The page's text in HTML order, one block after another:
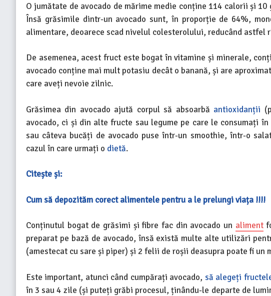
O jumătate de avocado de mărime medie conține 114 calorii și
Însă grăsimile dintr-un avocado sunt, în proporție de 64%,
alimentare, deoarece scad nivelul colesterolului, reducând astfel
De asemenea, acest fruct este bogat în vitamine și minerale,
avocado conține mai mult potasiu decât o banană, și are
care aveți nevoie zilnic.
Grăsimea din avocado ajută corpul să absoarbă antioxidanții
avocado, ci și din alte fructe sau legume pe care le consumați
sau câteva bucăți de avocado puse într-un smoothie, într-o
cazul în care urmați o dietă.
Citește și:
Cum să depozităm corect alimentele pentru a le prelungi viața !!!!
Conținutul bogat de grăsimi și fibre fac din avocado un aliment
preparat pe bază de avocado, însă există multe alte utilizări
(amestecat cu sare și piper) și 2 felii de roșii deasupra poate fi un
Este important, atunci când cumpărați avocado, să alegeți
în 3 sau 4 zile (și puteți grăbi procesul, ținându-le departe de